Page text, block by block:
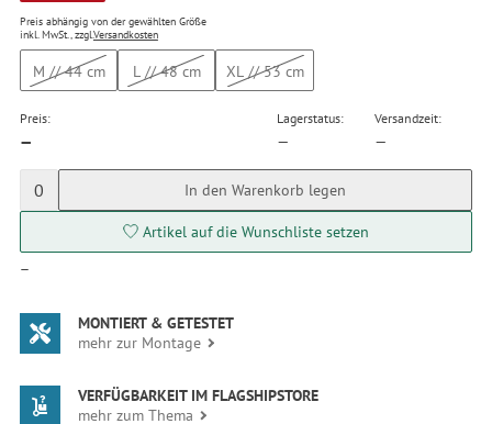
Preis abhängig von der gewählten Größe
inkl. MwSt., zzgl.Versandkosten
M // 44 cm L // 48 cm XL // 53 cm
Preis:
—
Lagerstatus:
—
Versandzeit:
—
0 In den Warenkorb legen
Artikel auf die Wunschliste setzen
—
MONTIERT & GETESTET
mehr zur Montage
VERFÜGBARKEIT IM FLAGSHIPSTORE
mehr zum Thema